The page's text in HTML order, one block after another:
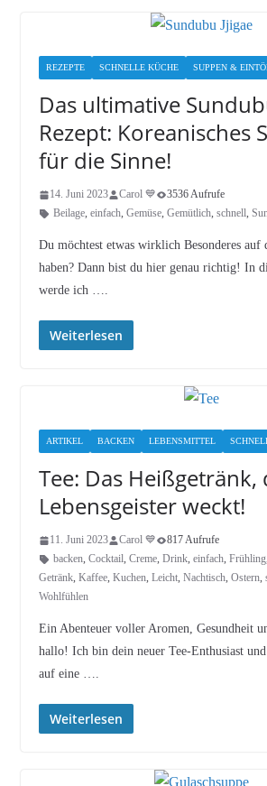
REZEPTE SCHNELLE KÜCHE SUPPEN &
Das ultimative
Rezept: Koreanisches
für die Sinne!
14. Juni 2023 Carol 💙
3536 Aufrufe
Beilage, einfach, Gemüse, Gemütlich, schnell,
Du möchtest etwas wirklich Besonderes auf
haben? Dann bist du hier genau richtig! In
werde ich ….
Weiterlesen
ARTIKEL BACKEN LEBENSMITTEL
Tee: Das Heißgetränk,
Lebensgeister weckt!
11. Juni 2023 Carol 💙
817 Aufrufe
backen, Cocktail, Creme, Drink, einfach, Frühling,
Getränk, Kaffee, Kuchen, Leicht, Nachtisch, Ostern,
Wohlfühlen
Ein Abenteuer voller Aromen, Gesundheit
hallo! Ich bin dein neuer Tee-Enthusiast
auf eine ….
Weiterlesen